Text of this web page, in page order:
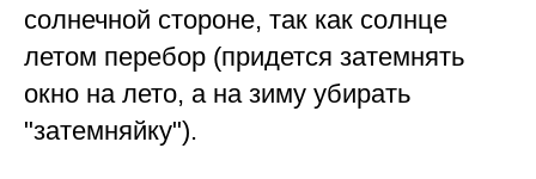
солнечной стороне, так как солнце
летом перебор (придется затемнять
окно на лето, а на зиму убирать
"затемняйку").